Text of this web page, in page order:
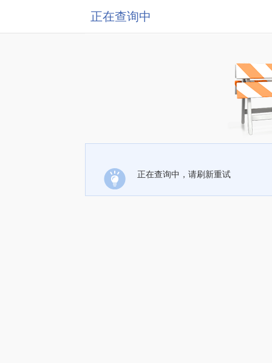
正在查询中
正在查询中，请刷新重试